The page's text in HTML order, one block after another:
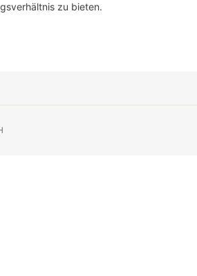
zu bieten.